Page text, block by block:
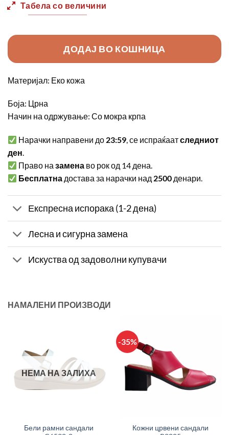
Табела со величини
ДОДАЈ ВО КОШНИЦА
Материјал: Еко кожа
Боја: Црна
Начин на одржување: Со мокра крпа
Нарачки направени до 23:59, се испраќаатследниот
ден.
Право назамена во рок од 14 дена.
Бесплатна достава за нарачки над 2500 денари.
Експресна испорака (1-2 дена)
Лесна и сигурна замена
Искуства од задоволни купувачи
НАМАЛЕНИ ПРОИЗВОДИ
НЕМА НА ЗАЛИХА
Бели рамни сандали
-35%
Кожни црвени сандали